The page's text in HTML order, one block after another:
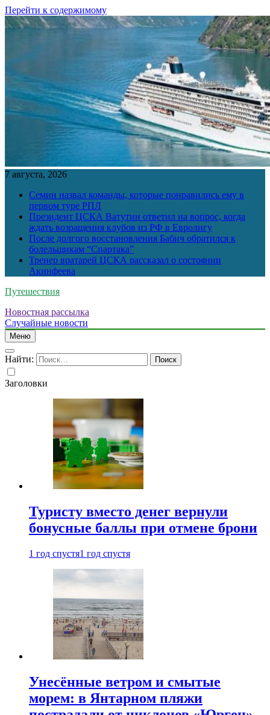
Перейти к содержимому
7 августа, 2026
Семин назвал команды, которые понравились ему в
первом туре РПЛ
Президент ЦСКА Ватутин ответил на вопрос, когда
ждать возращения клубов из РФ в Евролигу
После долгого восстановления Бабич обратился к
болельщикам “Спартака”
Тренер вратарей ЦСКА рассказал о состоянии
Акинфеева
Путешествия
Новостная рассылка
Случайные новости
Меню
Найти:
Заголовки
Туристу вместо денег вернули
бонусные баллы при отмене брони
1 год спустя1 год спустя
Унесённые ветром и смытые
морем: в Янтарном пляжи